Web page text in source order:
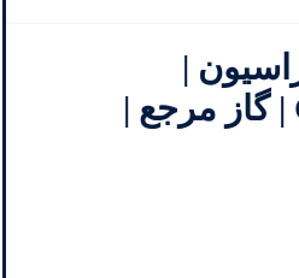
|
Calibration gas | گاز مرجع |